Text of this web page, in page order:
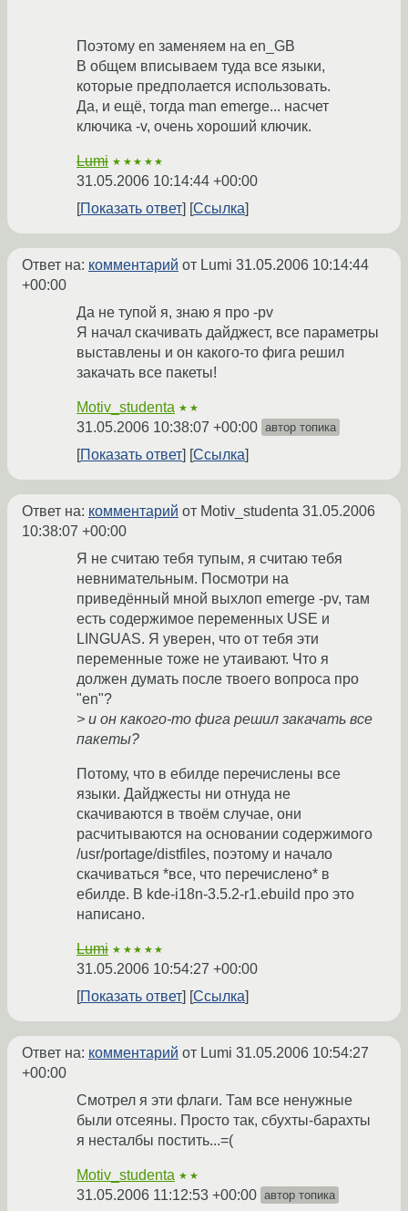
Поэтому en заменяем на en_GB
В общем вписываем туда все языки,
которые предполается использовать.
Да, и ещё, тогда man emerge... насчет
ключика -v, очень хороший ключик.
Lumi ★★★★★
31.05.2006 10:14:44 +00:00
Показать ответ
Ссылка
Ответ на: комментарий от Lumi 31.05.2006 10:14:44
+00:00
Да не тупой я, знаю я про -pv
Я начал скачивать дайджест, все параметры
выставлены и он какого-то фига решил
закачать все пакеты!
Motiv_studenta ★★
31.05.2006 10:38:07 +00:00 автор топика
Показать ответ Ссылка
Ответ на: комментарий от Motiv_studenta 31.05.2006
10:38:07 +00:00
Я не считаю тебя тупым, я считаю тебя
невнимательным. Посмотри на
приведённый мной выхлоп emerge -pv, там
есть содержимое переменных USE и
LINGUAS. Я уверен, что от тебя эти
переменные тоже не утаивают. Что я
должен думать после твоего вопроса про
"en"?
> и он какого-то фига решил закачать все
пакеты?
Потому, что в ебилде перечислены все
языки. Дайджесты ни отнуда не
скачиваются в твоём случае, они
расчитываются на основании содержимого
/usr/portage/distfiles, поэтому и начало
скачиваться *все, что перечислено* в
ебилде. В kde-i18n-3.5.2-r1.ebuild про это
написано.
Lumi ★★★★★
31.05.2006 10:54:27 +00:00
Показать ответ
Ссылка
Ответ на: комментарий от Lumi 31.05.2006 10:54:27
+00:00
Смотрел я эти флаги. Там все ненужные
были отсеяны. Просто так, сбухты-барахты
я несталбы постить...=(
Motiv_studenta ★★
31.05.2006 11:12:53 +00:00 автор топика